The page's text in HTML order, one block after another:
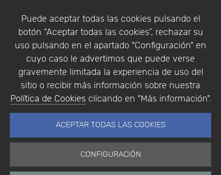
Puede aceptar todas las cookies pulsando el
botón “Aceptar todas las cookies”, rechazar su
uso pulsando en el apartado "Configuración" en
cuyo caso le advertimos que puede verse
gravemente limitada la experiencia de uso del
sitio o recibir más información sobre nuestra
Política de Cookies clicando en "Más información".
ACEPTAR TODAS LAS COOKIES
CONFIGURACIÓN
Empresa|Aviso Legal| Política de Privacidad |
Política de Cookies
© Copyright 1994 - 2026. Addlink Software
Científico, S.L.
Portugal.